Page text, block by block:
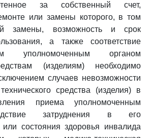
за собственный счет,
или замены которого, в том
замены, возможность и срок
а также соответствие
уполномоченным органом
(изделиям) необходимо
случаев невозможности
средства (изделия) в
приема уполномоченным
затруднения в его
или состояния здоровья инвалида